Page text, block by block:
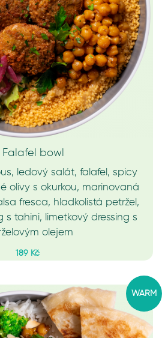
Falafel bowl
ledový salát, falafel, spicy
olivy s okurkou, marinovaná
fresca, hladkolistá petržel,
s tahini, limetkový dressing s
olejem
189 Kč
WARM